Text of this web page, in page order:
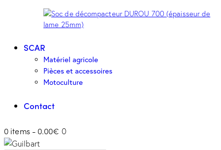
SCAR
Matériel agricole
Pièces et accessoires
Motoculture
Contact
0 items - 0.00€ 0